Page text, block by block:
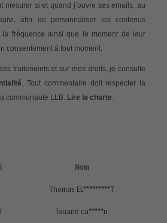
mesurer si et quand j’ouvre ses emails, au
afin de personnaliser les contenus
la fréquence ainsi que le moment de leur
consentement à tout moment.
traitements et sur mes droits, je consulte
. Tout commentaire doit respecter la
communauté LLB. Lire la charte.
Nom
Thomas EL*********T
louane ca*****n